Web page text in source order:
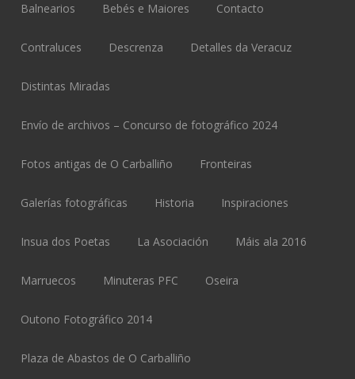
Balnearios Bebés e Maiores Contacto
Contraluces Descrenza Detalles da Veracuz
Distintas Miradas
Envío de archivos – Concurso de fotográfico 2024
Fotos antigas de O Carballiño Fronteiras
Galerías fotográficas Historia Inspiraciones
Insua dos Poetas La Asociación Máis ala 2016
Marruecos Minuteras PFC Oseira
Outono Fotográfico 2014
Plaza de Abastos de O Carballiño